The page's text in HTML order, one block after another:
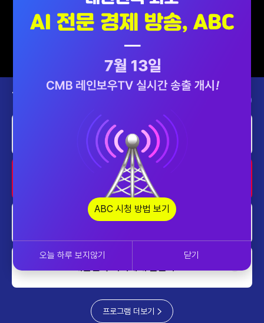
Today’s Program 2026-08-07 (금)
쎈터뷰
프라임 5 (Prime 5)
프로그램 더보기
ABC 시청 방법 보기
오늘 하루 보지않기 닫기